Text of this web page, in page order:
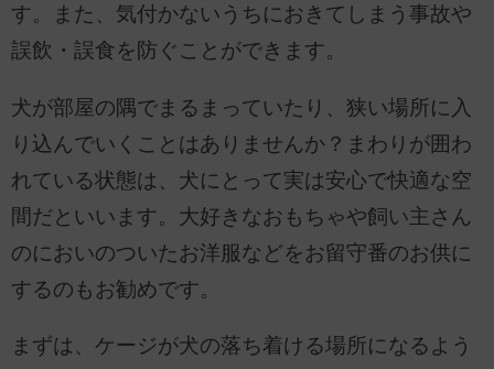
す。また、気付かないうちにおきてしまう事故や
誤飲・誤食を防ぐことができます。
犬が部屋の隅でまるまっていたり、狭い場所に入
り込んでいくことはありませんか？まわりが囲わ
れている状態は、犬にとって実は安心で快適な空
間だといいます。大好きなおもちゃや飼い主さん
のにおいのついたお洋服などをお留守番のお供に
するのもお勧めです。
まずは、ケージが犬の落ち着ける場所になるよう